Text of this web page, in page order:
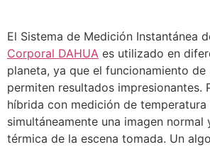
El Sistema de Medición Instantánea
Corporal DAHUA es utilizado en
planeta, ya que el funcionamiento de
permiten resultados impresionantes.
híbrida con medición de
simultáneamente una imagen normal
térmica de la escena tomada. Un